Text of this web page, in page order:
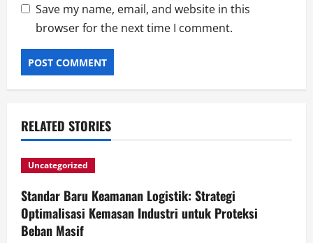
Save my name, email, and website in this
browser for the next time I comment.
RELATED STORIES
Uncategorized
Standar Baru Keamanan Logistik: Strategi
Optimalisasi Kemasan Industri untuk Proteksi
Beban Masif